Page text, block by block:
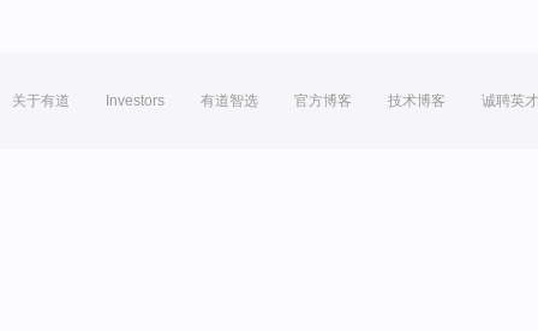
关于有道 Investors 有道智选 官方博客 技术博客 诚聘英才